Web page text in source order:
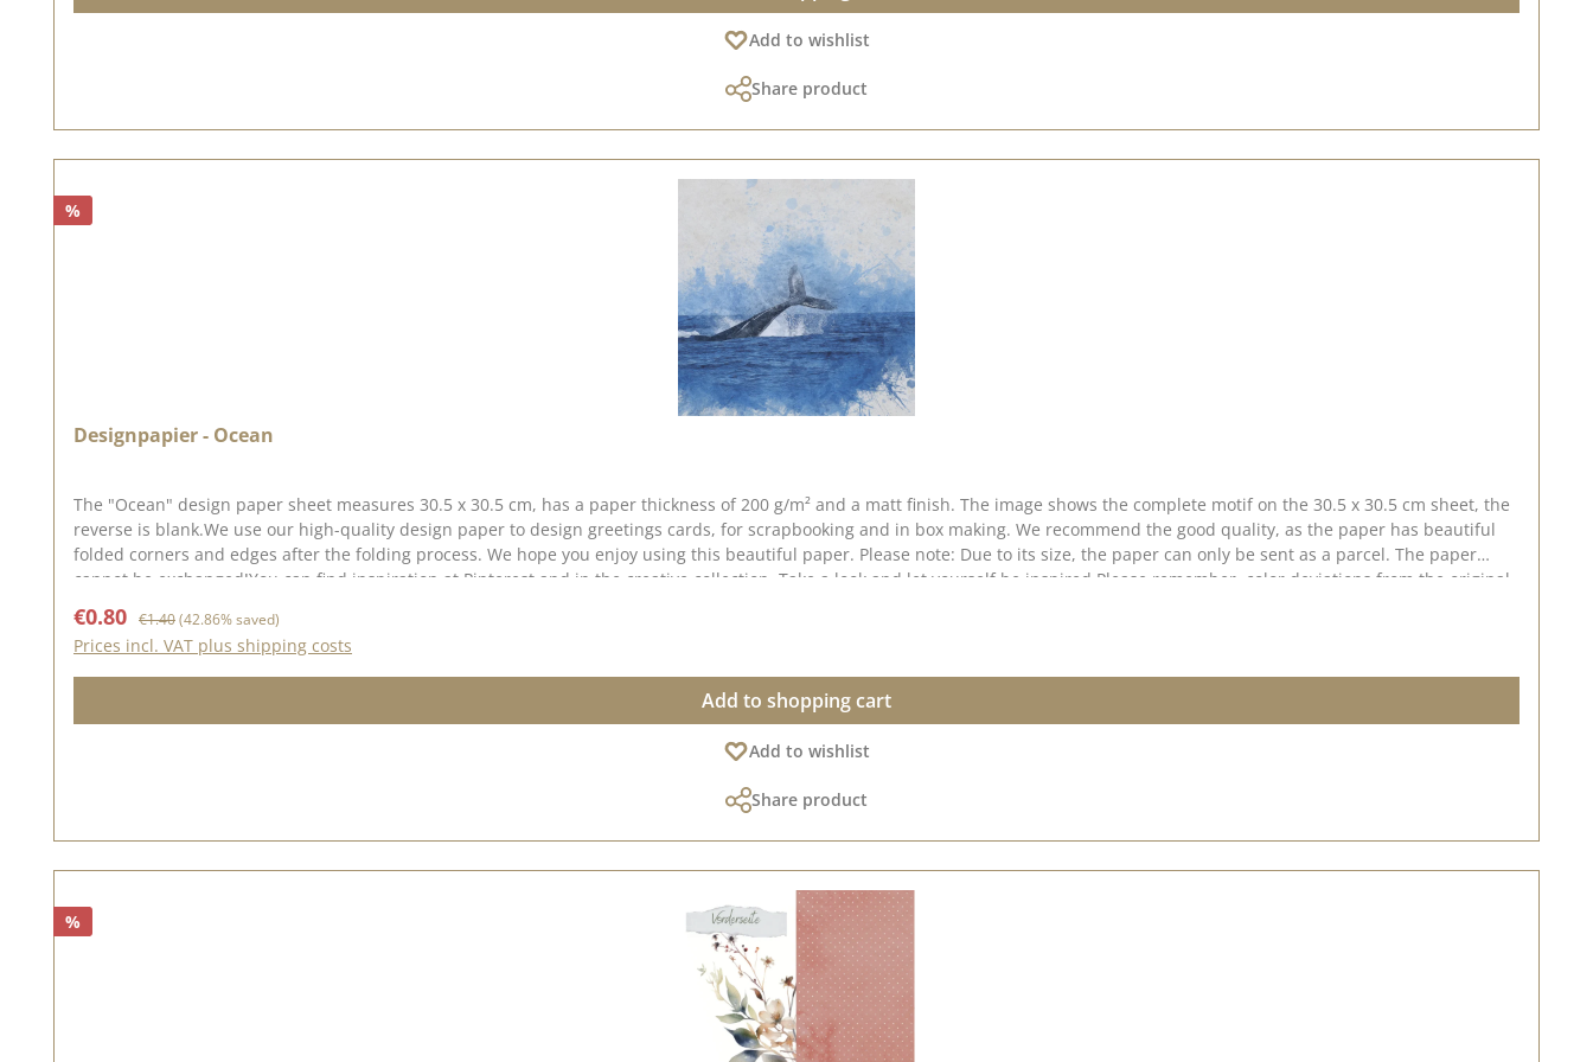
Add to wishlist
Share product
%
Designpapier - Ocean
The "Ocean" design paper sheet measures 30.5 x 30.5 cm, has a paper thickness of 200 g/m² and a matt finish. The image shows the complete motif on the 30.5 x 30.5 cm sheet, the
reverse is blank.We use our high-quality design paper to design greetings cards, for scrapbooking and in box making. We recommend the good quality, as the paper has beautiful
folded corners and edges after the folding process. We hope you enjoy using this beautiful paper. Please note: Due to its size, the paper can only be sent as a parcel. The paper
cannot be exchanged!You can find inspiration at Pinterest and in the creative collection. Take a look and let yourself be inspired.Please remember, color deviations from the original
shade are possible, as the display may vary depending on the screen settings.Published on:
Sale price:
€0.80 Regular price:
€1.40(42.86% saved)
Prices incl. VAT plus shipping costs
Add to shopping cart
Add to wishlist
Share product
%